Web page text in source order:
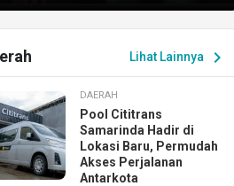
Lihat Lainnya chevron_right
DAERAH
Pool Cititrans
Samarinda Hadir di
Lokasi Baru, Permudah
Akses Perjalanan
Antarkota